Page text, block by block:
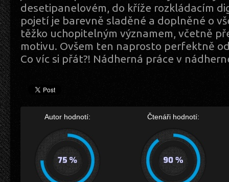
desetipanelovém, do kříže rozkládacím
pojetí je barevně sladěné a doplněné o
těžko uchopitelným významem, včetně
motivu. Ovšem ten naprosto perfektně
Co víc si přát?! Nádherná práce v
Autor hodnotí: Čtenáři hodnotí: